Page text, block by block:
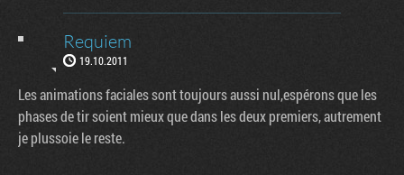
Requiem
19.10.2011
Les animations faciales sont toujours aussi nul,espérons que les
phases de tir soient mieux que dans les deux premiers, autrement
je plussoie le reste.